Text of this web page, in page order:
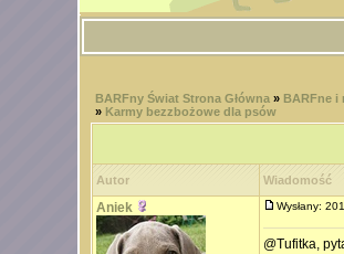
BARFny Świat Strona Główna» BARFne i
» Karmy bezzbożowe dla psów
Autor Wiadomość
Aniek Wysłany:
@Tufitka,